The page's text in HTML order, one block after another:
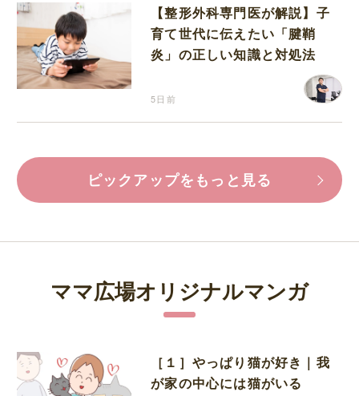
【整形外科専門医が解説】子
育て世代に伝えたい「腱鞘
炎」の正しい知識と対処法
5日前
ピックアップをもっと見る
ママ広場オリジナルマンガ
［１］やっぱり猫が好き｜我
が家の中心には猫がいる